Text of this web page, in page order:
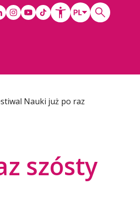
Nauki już po raz
szósty